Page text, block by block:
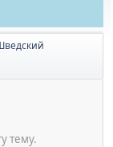
тему.